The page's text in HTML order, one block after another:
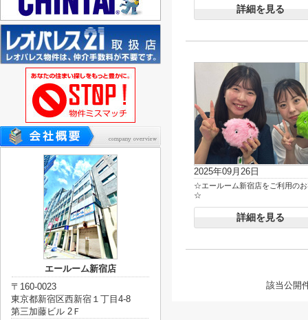
詳細を見る
2025年09月26日
☆エールーム新宿店をご利用の
☆
詳細を見る
該当公開
エールーム新宿店
〒160-0023
東京都新宿区西新宿１丁目4-8
第三加藤ビル 2Ｆ